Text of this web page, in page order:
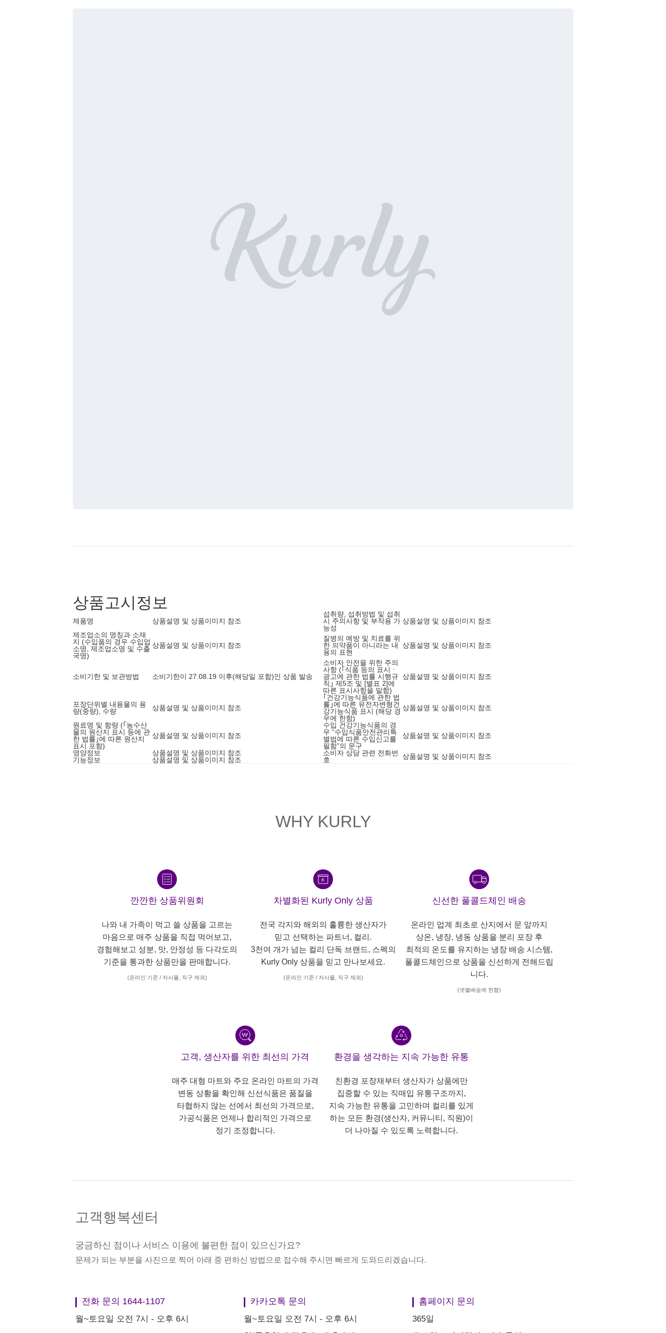
상품고시정보
제품명 상품설명 및 상품이미지 참조
섭취량, 섭취방법 및 섭취
시 주의사항 및 부작용 가
능성
상품설명 및 상품이미지 참조
제조업소의 명칭과 소재
지 (수입품의 경우 수입업
소명, 제조업소명 및 수출
국명)
상품설명 및 상품이미지 참조
질병의 예방 및 치료를 위
한 의약품이 아니라는 내
용의 표현
상품설명 및 상품이미지 참조
소비기한 및 보관방법 소비기한이 27.08.19 이후(해당일 포함)인 상품 발송
소비자 안전을 위한 주의
사항 (｢식품 등의 표시ㆍ
광고에 관한 법률 시행규
칙｣ 제5조 및 [별표 2]에
따른 표시사항을 말함)
상품설명 및 상품이미지 참조
포장단위별 내용물의 용
량(중량), 수량
상품설명 및 상품이미지 참조
｢건강기능식품에 관한 법
률｣에 따른 유전자변형건
강기능식품 표시 (해당 경
우에 한함)
상품설명 및 상품이미지 참조
원료명 및 함량 (｢농수산
물의 원산지 표시 등에 관
한 법률｣에 따른 원산지
표시 포함)
상품설명 및 상품이미지 참조
수입 건강기능식품의 경
우 “수입식품안전관리특
별법에 따른 수입신고를
필함”의 문구
상품설명 및 상품이미지 참조
영양정보 상품설명 및 상품이미지 참조
소비자 상담 관련 전화번
호
상품설명 및 상품이미지 참조
기능정보 상품설명 및 상품이미지 참조
WHY KURLY
깐깐한 상품위원회
나와 내 가족이 먹고 쓸 상품을 고르는
마음으로 매주 상품을 직접 먹어보고,
경험해보고 성분, 맛, 안정성 등 다각도의
기준을 통과한 상품만을 판매합니다.
(온라인 기준 / 자사몰, 직구 제외)
차별화된 Kurly Only 상품
전국 각지와 해외의 훌륭한 생산자가
믿고 선택하는 파트너, 컬리.
3천여 개가 넘는 컬리 단독 브랜드, 스펙의
Kurly Only 상품을 믿고 만나보세요.
(온라인 기준 / 자사몰, 직구 제외)
신선한 풀콜드체인 배송
온라인 업계 최초로 산지에서 문 앞까지
상온, 냉장, 냉동 상품을 분리 포장 후
최적의 온도를 유지하는 냉장 배송 시스템,
풀콜드체인으로 상품을 신선하게 전해드립
니다.
(샛별배송에 한함)
고객, 생산자를 위한 최선의 가격
매주 대형 마트와 주요 온라인 마트의 가격
변동 상황을 확인해 신선식품은 품질을
타협하지 않는 선에서 최선의 가격으로,
가공식품은 언제나 합리적인 가격으로
정기 조정합니다.
환경을 생각하는 지속 가능한 유통
친환경 포장재부터 생산자가 상품에만
집중할 수 있는 직매입 유통구조까지,
지속 가능한 유통을 고민하며 컬리를 있게
하는 모든 환경(생산자, 커뮤니티, 직원)이
더 나아질 수 있도록 노력합니다.
고객행복센터
궁금하신 점이나 서비스 이용에 불편한 점이 있으신가요?
문제가 되는 부분을 사진으로 찍어 아래 중 편하신 방법으로 접수해 주시면 빠르게 도와드리겠습니다.
전화 문의 1644-1107
월~토요일 오전 7시 - 오후 6시
카카오톡 문의
월~토요일 오전 7시 - 오후 6시
홈페이지 문의
365일